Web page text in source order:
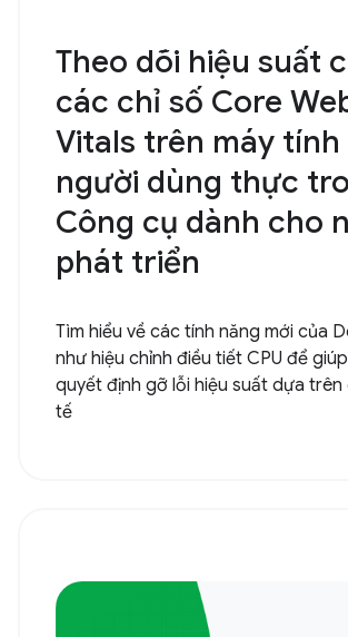
Theo dõi hiệu suất
các chỉ số Core
Vitals trên máy tính
người dùng thực
Công cụ dành cho
phát triển
Tìm hiểu về các tính năng mới của
như hiệu chỉnh điều tiết CPU để
quyết định gỡ lỗi hiệu suất dựa
tế